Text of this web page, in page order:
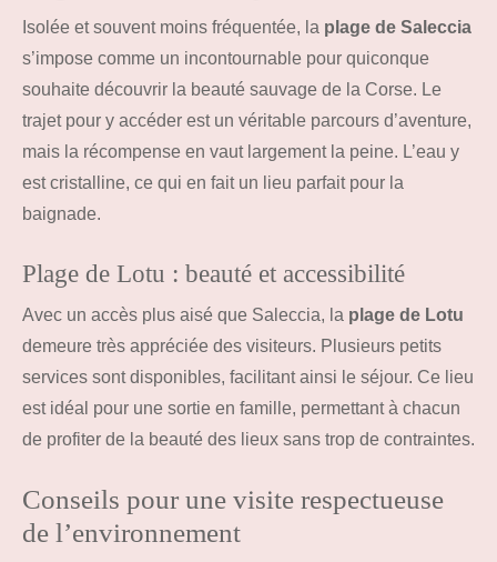
Isolée et souvent moins fréquentée, la plage de Saleccia
s’impose comme un incontournable pour quiconque
souhaite découvrir la beauté sauvage de la Corse. Le
trajet pour y accéder est un véritable parcours d’aventure,
mais la récompense en vaut largement la peine. L’eau y
est cristalline, ce qui en fait un lieu parfait pour la
baignade.
Plage de Lotu : beauté et accessibilité
Avec un accès plus aisé que Saleccia, la plage de Lotu
demeure très appréciée des visiteurs. Plusieurs petits
services sont disponibles, facilitant ainsi le séjour. Ce lieu
est idéal pour une sortie en famille, permettant à chacun
de profiter de la beauté des lieux sans trop de contraintes.
Conseils pour une visite respectueuse
de l’environnement